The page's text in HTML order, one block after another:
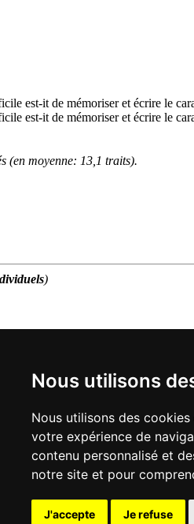
Nous utilisons
Nous utilisons des
votre expérience de
contenu personnalisé et
notre site et pour
J'accepte Je refuse
(en moyenne: 13,1 traits).
)